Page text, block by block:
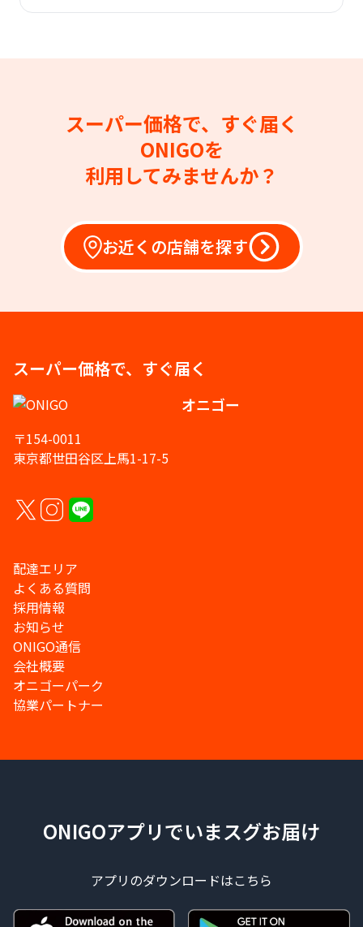
スーパー価格で、すぐ届く
ONIGOを
利用してみませんか？
お近くの店舗を探す
スーパー価格で、すぐ届く
オニゴー
〒154-0011
東京都世田谷区上馬1-17-5
配達エリア
よくある質問
採用情報
お知らせ
ONIGO通信
会社概要
オニゴーパーク
協業パートナー
ONIGOアプリでいまスグお届け
アプリのダウンロードはこちら